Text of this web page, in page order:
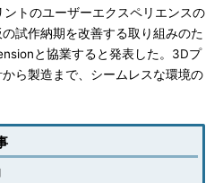
トのユーザーエクスペリエンスの
試作納期を改善する取り組みのた
と協業すると発表した。3Dプ
ら製造まで、シームレスな環境の